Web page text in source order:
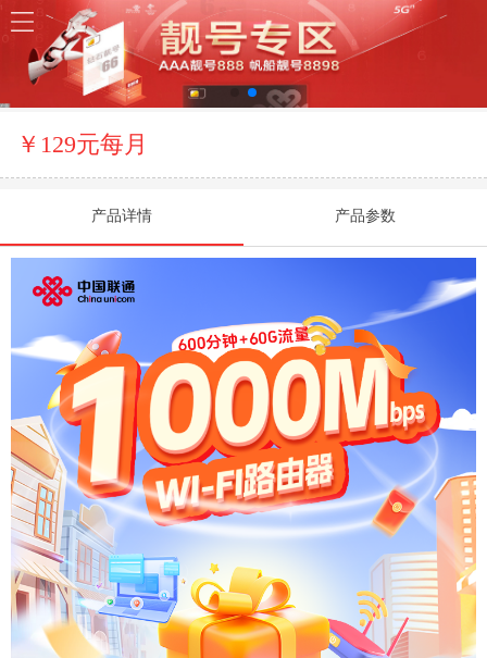
￥129元每月
产品详情 产品参数